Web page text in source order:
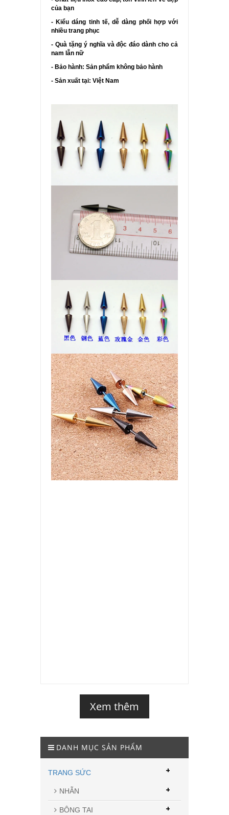
của bạn
- Kiểu dáng tinh tế, dễ dàng phối hợp với
nhiều trang phục
- Quà tặng ý nghĩa và độc đáo dành cho cả
nam lẫn nữ
- Bảo hành: Sản phẩm không bảo hành
- Sản xuất tại: Việt Nam
Xem thêm
DANH MỤC SẢN PHẨM
TRANG SỨC
NHẪN +
BÔNG TAI +
+